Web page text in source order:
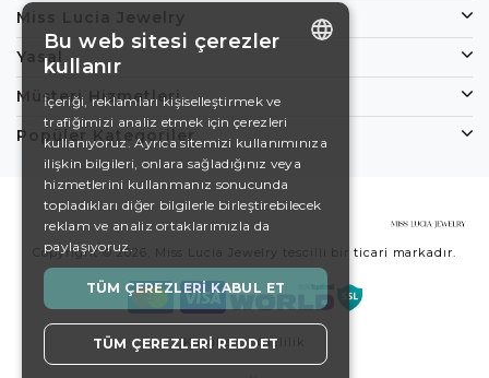
Miss Lucia Jewelry
Yasal
Müşteri Hizmetleri
Popüler Kategoriler
Copyright © 2026, Miss Lucia Jewelry tescilli bir ticari markadır.
Koşullar Gizlilik
DE
EN
SWEDISH
TURKISH
Bu web sitesi çerezler
kullanır
İçeriği, reklamları kişiselleştirmek ve
trafiğimizi analiz etmek için çerezleri
kullanıyoruz. Ayrıca sitemizi kullanımınıza
ilişkin bilgileri, onlara sağladığınız veya
hizmetlerini kullanmanız sonucunda
topladıkları diğer bilgilerle birleştirebilecek
reklam ve analiz ortaklarımızla da
paylaşıyoruz.
TÜM ÇEREZLERI KABUL ET
TÜM ÇEREZLERI REDDET